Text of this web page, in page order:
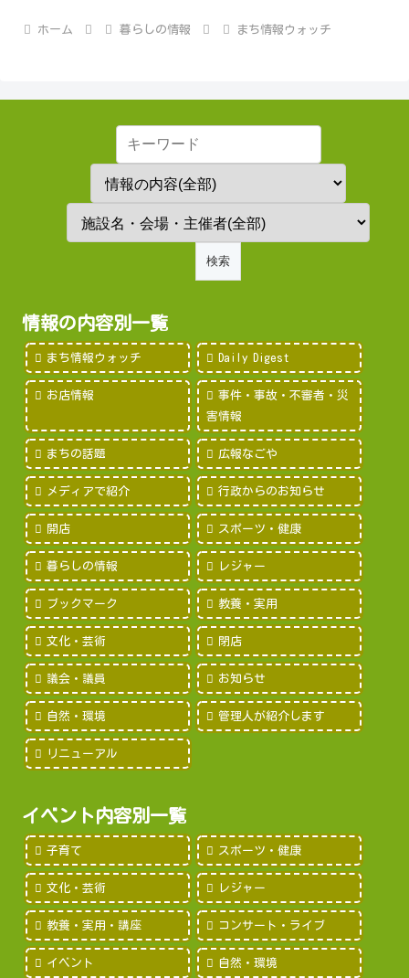
ホーム 暮らしの情報 まち情報ウォッチ
情報の内容別一覧
まち情報ウォッチ Daily Digest
お店情報
事件・事故・不審者・災
害情報
まちの話題 広報なごや
メディアで紹介 行政からのお知らせ
開店 スポーツ・健康
暮らしの情報 レジャー
ブックマーク 教養・実用
文化・芸術 閉店
議会・議員 お知らせ
自然・環境 管理人が紹介します
リニューアル
イベント内容別一覧
子育て スポーツ・健康
文化・芸術 レジャー
教養・実用・講座 コンサート・ライブ
イベント 自然・環境